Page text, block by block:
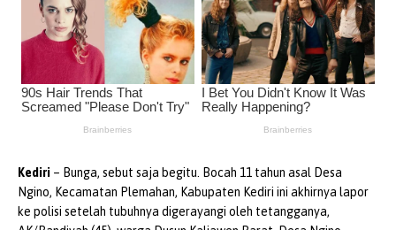
Kediri – Bunga, sebut saja begitu. Bocah 11 tahun asal Desa
Ngino, Kecamatan Plemahan, Kabupaten Kediri ini akhirnya lapor
ke polisi setelah tubuhnya digerayangi oleh tetangganya,